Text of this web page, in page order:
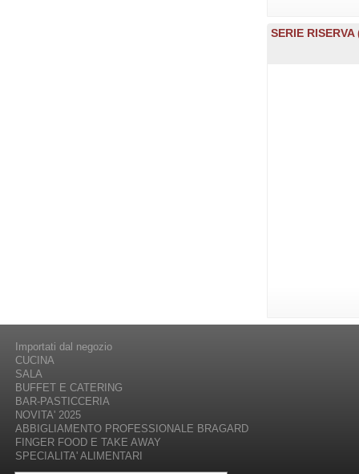
SERIE RISERVA
Importati dal negozio
CUCINA
SALA
BUFFET E CATERING
BAR-PASTICCERIA
NOVITA' 2025
ABBIGLIAMENTO PROFESSIONALE BRAGARD
FINGER FOOD E TAKE AWAY
SPECIALITA' ALIMENTARI